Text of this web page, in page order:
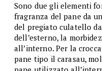
Sono due gli elementi
fragranza del pane da
del pregiato culatello
dell’esterno, la
all’interno. Per la
pane tipo il carasau,